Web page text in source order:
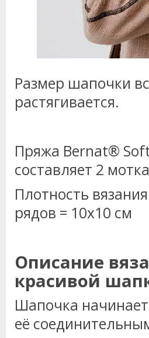
Размер шапочки
растягивается.
Пряжа Bernat®
составляет 2
Плотность
рядов = 10х10 см
Описание
красивой
Шапочка
её